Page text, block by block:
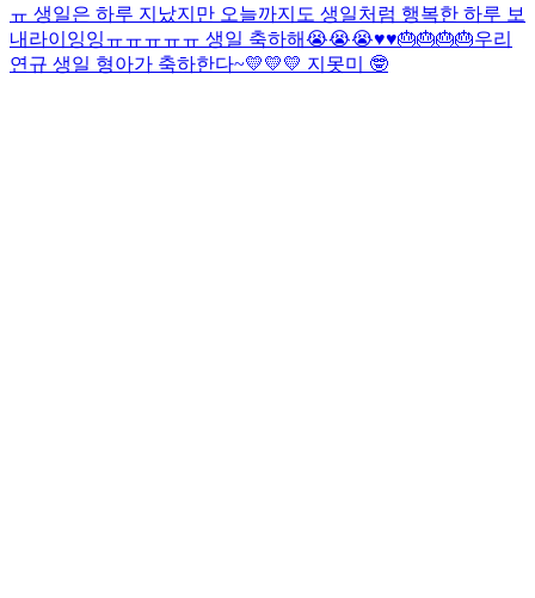
ㅠ 생일은 하루 지났지만 오늘까지도 생일처럼 행복한 하루 보
내라이잉잉ㅠㅠㅠㅠㅠ 생일 축하해😭😭😭♥️♥️🎂🎂🎂🎂우리
연규 생일 형아가 축하한다~💛💛💛 지못미 🤓